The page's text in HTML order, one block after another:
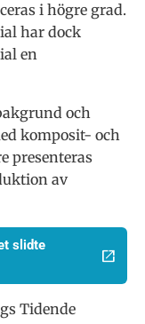
i högre grad.
har dock
en
och
komposit- och
presenteras
av
slidte
Tidende